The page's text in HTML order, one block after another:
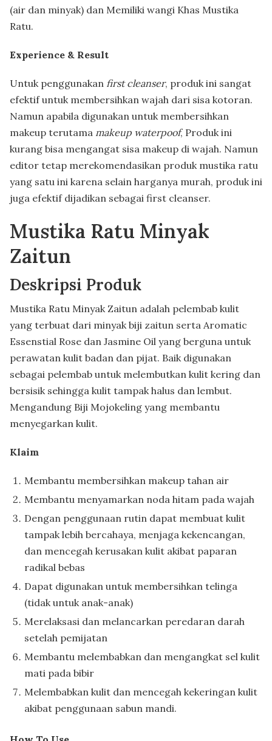
(air dan minyak) dan Memiliki wangi Khas Mustika
Ratu.
Experience & Result
Untuk penggunakan first cleanser, produk ini sangat
efektif untuk membersihkan wajah dari sisa kotoran.
Namun apabila digunakan untuk membersihkan
makeup terutama makeup waterpoof, Produk ini
kurang bisa mengangat sisa makeup di wajah. Namun
editor tetap merekomendasikan produk mustika ratu
yang satu ini karena selain harganya murah, produk ini
juga efektif dijadikan sebagai first cleanser.
Mustika Ratu Minyak
Zaitun
Deskripsi Produk
Mustika Ratu Minyak Zaitun adalah pelembab kulit
yang terbuat dari minyak biji zaitun serta Aromatic
Essenstial Rose dan Jasmine Oil yang berguna untuk
perawatan kulit badan dan pijat. Baik digunakan
sebagai pelembab untuk melembutkan kulit kering dan
bersisik sehingga kulit tampak halus dan lembut.
Mengandung Biji Mojokeling yang membantu
menyegarkan kulit.
Klaim
Membantu membersihkan makeup tahan air
Membantu menyamarkan noda hitam pada wajah
Dengan penggunaan rutin dapat membuat kulit
tampak lebih bercahaya, menjaga kekencangan,
dan mencegah kerusakan kulit akibat paparan
radikal bebas
Dapat digunakan untuk membersihkan telinga
(tidak untuk anak-anak)
Merelaksasi dan melancarkan peredaran darah
setelah pemijatan
Membantu melembabkan dan mengangkat sel kulit
mati pada bibir
Melembabkan kulit dan mencegah kekeringan kulit
akibat penggunaan sabun mandi.